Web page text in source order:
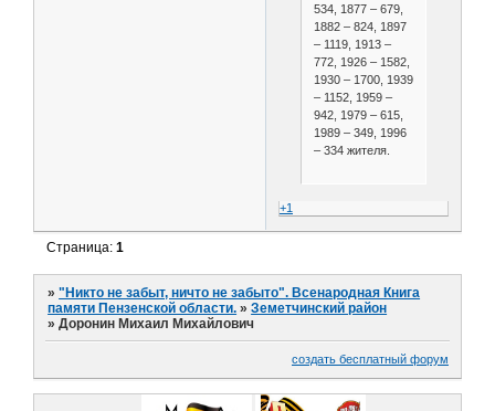
534, 1877 – 679,
1882 – 824, 1897
– 1119, 1913 –
772, 1926 – 1582,
1930 – 1700, 1939
– 1152, 1959 –
942, 1979 – 615,
1989 – 349, 1996
– 334 жителя.
+1
Страница:1
»"Никто не забыт, ничто не забыто". Всенародная Книга
памяти Пензенской области. »Земетчинский район
»Доронин Михаил Михайлович
создать бесплатный форум